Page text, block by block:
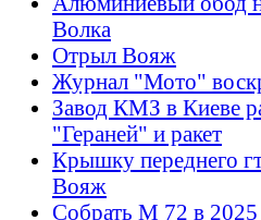
Волка
Отрыл Вояж
Журнал "Мото"
Завод КМЗ в Киеве
"Гераней" и ракет
Крышку переднего
Вояж
Собрать М 72 в 2025